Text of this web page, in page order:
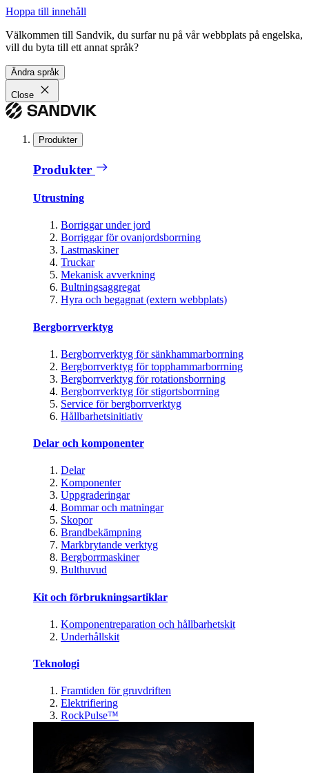
Hoppa till innehåll
Välkommen till Sandvik, du surfar nu på vår webbplats på engelska,
vill du byta till ett annat språk?
Ändra språk
Close
Produkter
Produkter
Utrustning
Borriggar under jord
Borriggar för ovanjordsborrning
Lastmaskiner
Truckar
Mekanisk avverkning
Bultningsaggregat
Hyra och begagnat (extern webbplats)
Bergborrverktyg
Bergborrverktyg för sänkhammarborrning
Bergborrverktyg för topphammarborrning
Bergborrverktyg för rotationsborrning
Bergborrverktyg för stigortsborrning
Service för bergborrverktyg
Hållbarhetsinitiativ
Delar och komponenter
Delar
Komponenter
Uppgraderingar
Bommar och matningar
Skopor
Brandbekämpning
Markbrytande verktyg
Bergborrmaskiner
Bulthuvud
Kit och förbrukningsartiklar
Komponentreparation och hållbarhetskit
Underhållskit
Teknologi
Framtiden för gruvdriften
Elektrifiering
RockPulse™